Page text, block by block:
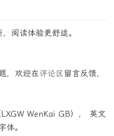
阅读体验更舒适。
，欢迎在评论区留言反馈，
LXGW WenKai GB）， 英文
体。